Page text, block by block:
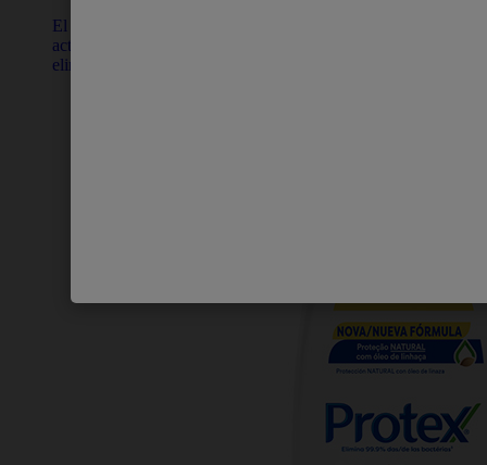
El jabón antibacterial Protex Carbón Detox combina carbón
activado y óleo de linaza para limpiar profundamente la piel y
eliminar bacterias e impurezas. ¡Pruébalo!